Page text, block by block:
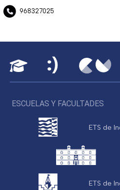
968327025
ESCUELAS Y FACULTADES
ETS de
ETS de